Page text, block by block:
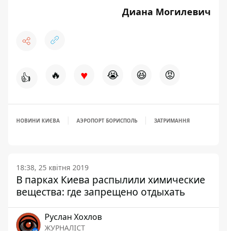
Диана Могилевич
👍 🔥 ♥ 😭 😆 😡
НОВИНИ КИЄВА АЭРОПОРТ БОРИСПОЛЬ ЗАТРИМАННЯ
18:38, 25 квітня 2019
В парках Киева распылили химические
вещества: где запрещено отдыхать
Руслан Хохлов
ЖУРНАЛІСТ